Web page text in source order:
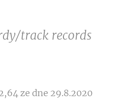
track records
ze dne 29.8.2020